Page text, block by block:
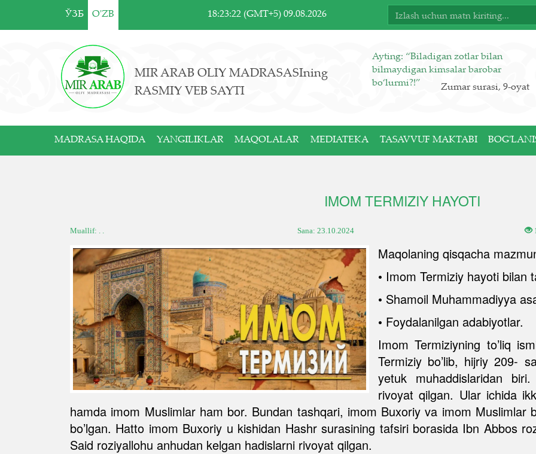
ЎЗБ O'ZB 18:23:22 (GMT+5) 09.08.2026
MIR ARAB OLIY MADRASASIning
RASMIY VEB SAYTI
Ayting: “Biladigan zotlar bilan
bilmaydigan kimsalar barobar
bo‘lurmi?!”
Zumar surasi, 9-oyat
MADRASA HAQIDA YANGILIKLAR MAQOLALAR MEDIATEKA TASAVVUF MAKTABI
IMOM TERMIZIY HAYOTI
Muallif: . . Sana: 23.10.2024
Maqolaning qisqacha
• Imom Termiziy hayoti bilan
• Shamoil Muhammadiyya
• Foydalanilgan adabiyotlar.
Imom Termiziyning to’liq
Termiziy bo’lib, hijriy 209-
yetuk muhaddislaridan
rivoyat qilgan. Ular ichida
hamda imom Muslimlar ham bor. Bundan tashqari, imom Buxoriy va imom Muslimlar
bo’lgan. Hatto imom Buxoriy u kishidan Hashr surasining tafsiri borasida Ibn Abbos
Said roziyallohu anhudan kelgan hadislarni rivoyat qilgan.